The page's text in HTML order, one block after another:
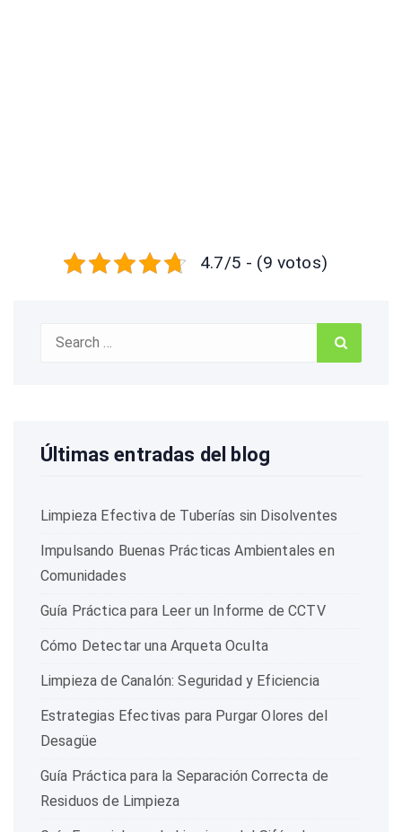
4.7/5 - (9 votos)
Search
Search
Últimas entradas del blog
Limpieza Efectiva de Tuberías sin Disolventes
Impulsando Buenas Prácticas Ambientales en
Comunidades
Guía Práctica para Leer un Informe de CCTV
Cómo Detectar una Arqueta Oculta
Limpieza de Canalón: Seguridad y Eficiencia
Estrategias Efectivas para Purgar Olores del
Desagüe
Guía Práctica para la Separación Correcta de
Residuos de Limpieza